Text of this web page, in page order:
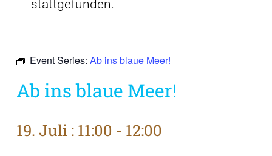
stattgefunden.
Event Series: Ab ins blaue Meer!
Ab ins blaue Meer!
19. Juli : 11:00 - 12:00